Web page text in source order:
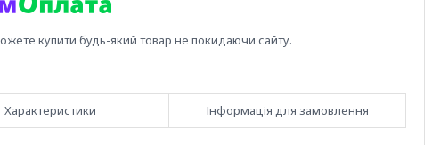
купити будь-який товар не покидаючи сайту.
Характеристики Інформація для замовлення